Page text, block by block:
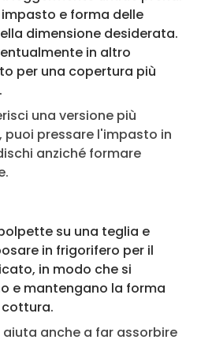
e forma delle
dimensione desiderata.
in altro
per una copertura più
una versione più
puoi pressare l'impasto in
anziché formare
su una teglia e
in frigorifero per il
in modo che si
e mantengano la forma
aiuta anche a far assorbire